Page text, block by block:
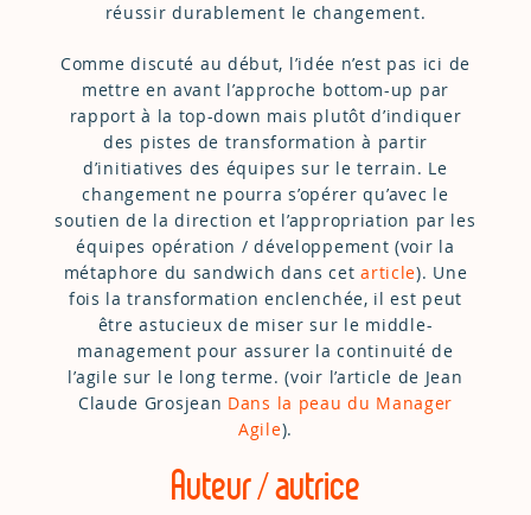
réussir durablement le changement.
Comme discuté au début, l’idée n’est pas ici de
mettre en avant l’approche bottom-up par
rapport à la top-down mais plutôt d’indiquer
des pistes de transformation à partir
d’initiatives des équipes sur le terrain. Le
changement ne pourra s’opérer qu’avec le
soutien de la direction et l’appropriation par les
équipes opération / développement (voir la
métaphore du sandwich dans cetarticle). Une
fois la transformation enclenchée, il est peut
être astucieux de miser sur le middle-
management pour assurer la continuité de
l’agile sur le long terme. (voir l’article de Jean
Claude Grosjean Dans la peau du Manager
Agile).
Auteur / autrice